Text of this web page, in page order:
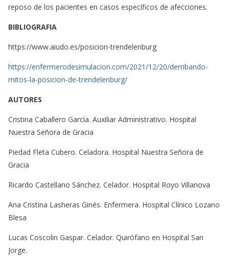
reposo de los pacientes en casos específicos de afecciones.
BIBLIOGRAFIA
https://www.aiudo.es/posicion-trendelenburg
https://enfermerodesimulacion.com/2021/12/20/derribando-
mitos-la-posicion-de-trendelenburg/
AUTORES
Cristina Caballero García. Auxiliar Administrativo. Hospital
Nuestra Señora de Gracia
Piedad Fleta Cubero. Celadora. Hospital Nuestra Señora de
Gracia
Ricardo Castellano Sánchez. Celador. Hospital Royo Villanova
Ana Cristina Lasheras Ginés. Enfermera. Hospital Clínico Lozano
Blesa
Lucas Coscolin Gaspar. Celador. Quirófano en Hospital San
Jorge.